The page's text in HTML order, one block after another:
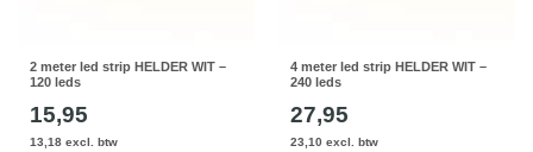
2 meter led strip HELDER WIT –
120 leds
15,95
13,18 excl. btw
4 meter led strip HELDER WIT –
240 leds
27,95
23,10 excl. btw